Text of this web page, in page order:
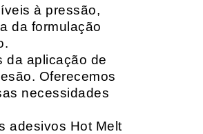
à pressão,
da formulação
da aplicação de
Oferecemos
necessidades
adesivos Hot Melt